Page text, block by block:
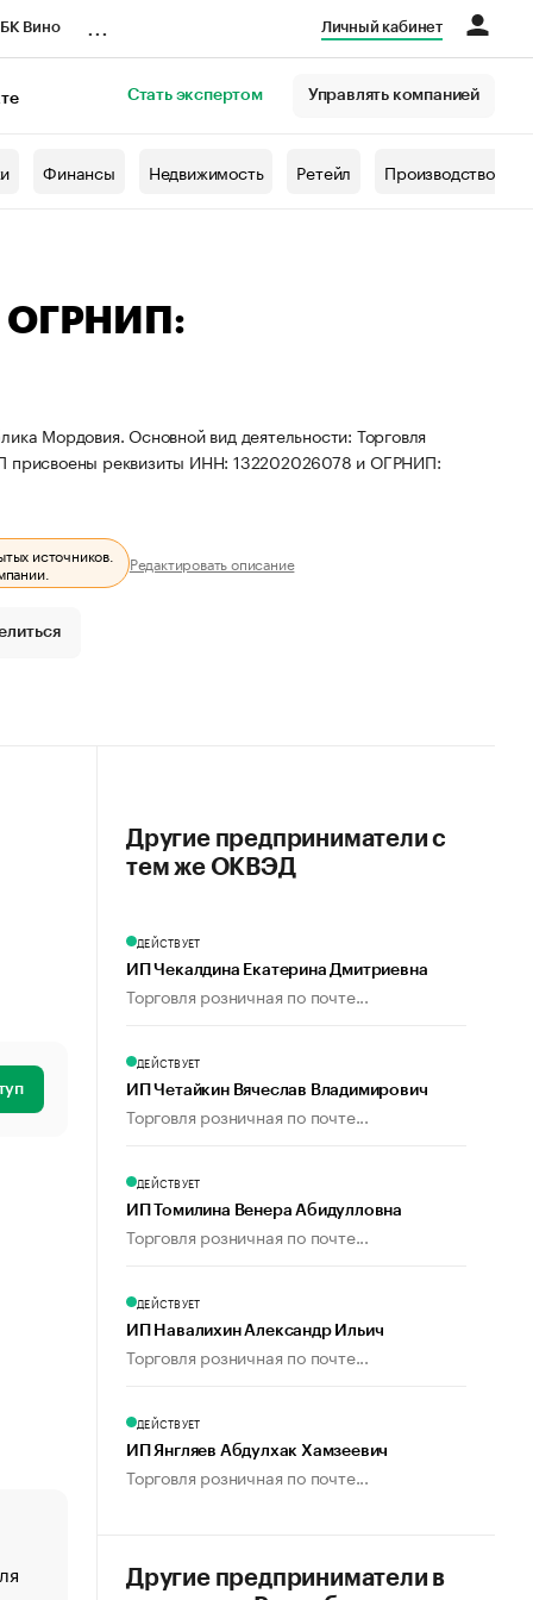
Вино Личный кабинет
Стать экспертом Управлять компанией
Финансы Недвижимость Ретейл Производство
ОГРНИП:
Мордовия. Основной вид деятельности: Торговля
присвоены реквизиты ИНН: 132202026078 и ОГРНИП:
источников.
Редактировать описание
«От спорта тело стареет иначе». Как живет глава
Другие предприниматели с
тем же ОКВЭД
ДЕЙСТВУЕТ
ИП Чекалдина Екатерина Дмитриевна
Торговля розничная по почте...
ДЕЙСТВУЕТ
ИП Четайкин Вячеслав Владимирович
Торговля розничная по почте...
ДЕЙСТВУЕТ
ИП Томилина Венера Абидулловна
Торговля розничная по почте...
ДЕЙСТВУЕТ
ИП Навалихин Александр Ильич
Торговля розничная по почте...
ДЕЙСТВУЕТ
ИП Янгляев Абдулхак Хамзеевич
Торговля розничная по почте...
Другие предприниматели в